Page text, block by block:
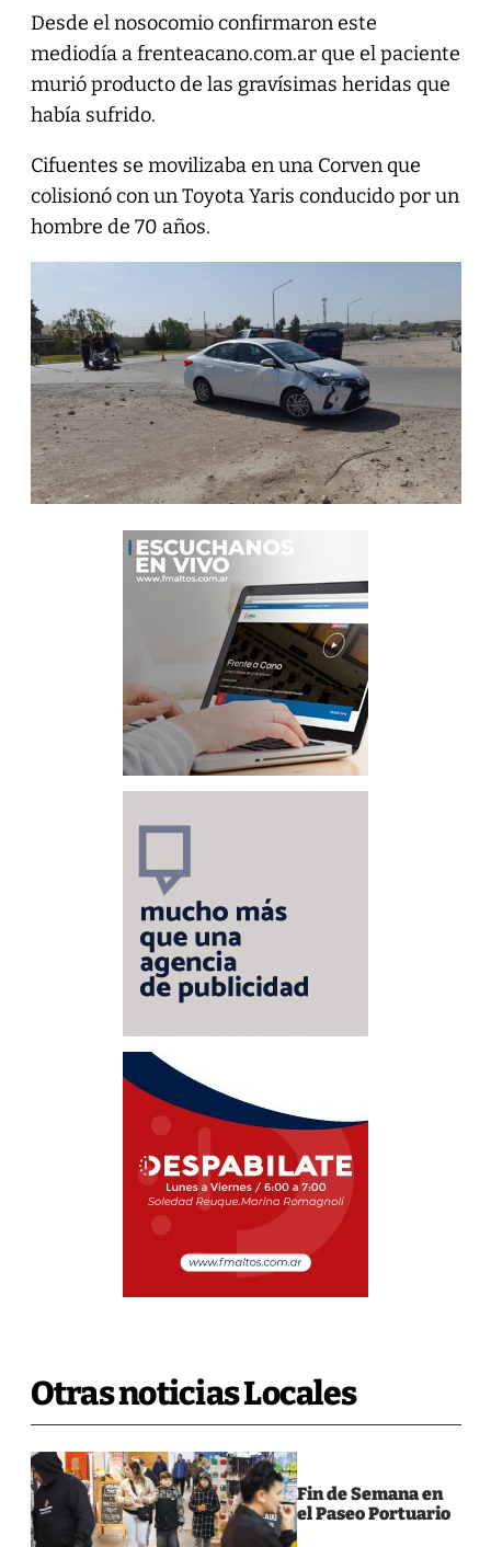
Desde el nosocomio confirmaron este
mediodía a frenteacano.com.ar que el paciente
murió producto de las gravísimas heridas que
había sufrido.
Cifuentes se movilizaba en una Corven que
colisionó con un Toyota Yaris conducido por un
hombre de 70 años.
Otras noticias Locales
Fin de Semana en
el Paseo Portuario